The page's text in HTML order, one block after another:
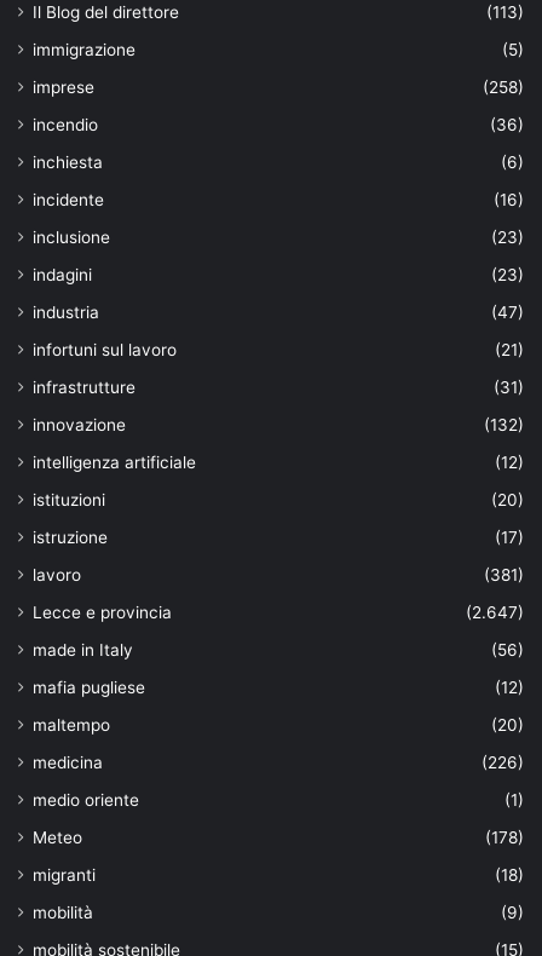
Il Blog del direttore
(113)
immigrazione
(5)
imprese
(258)
incendio
(36)
inchiesta
(6)
incidente
(16)
inclusione
(23)
indagini
(23)
industria
(47)
infortuni sul lavoro
(21)
infrastrutture
(31)
innovazione
(132)
intelligenza artificiale
(12)
istituzioni
(20)
istruzione
(17)
lavoro
(381)
Lecce e provincia
(2.647)
made in Italy
(56)
mafia pugliese
(12)
maltempo
(20)
medicina
(226)
medio oriente
(1)
Meteo
(178)
migranti
(18)
mobilità
(9)
mobilità sostenibile
(15)